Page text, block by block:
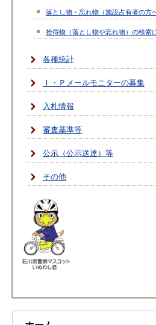
落とし物・忘れ物（施設占有者の方へ
拾得物（落とし物や忘れ物）の検索
各種統計
Ｉ・Ｐメールモニターの募集
入札情報
審査基準等
公示（公示送達）等
その他